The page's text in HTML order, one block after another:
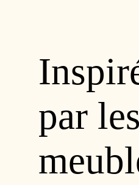
par les